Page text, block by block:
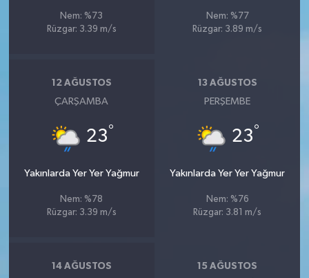
Nem: %73
Rüzgar: 3.39 m/s
Nem: %77
Rüzgar: 3.89 m/s
12 AĞUSTOS
ÇARŞAMBA
23°
Yakınlarda Yer Yer Yağmur
Nem: %78
Rüzgar: 3.39 m/s
13 AĞUSTOS
PERŞEMBE
23°
Yakınlarda Yer Yer Yağmur
Nem: %76
Rüzgar: 3.81 m/s
14 AĞUSTOS 15 AĞUSTOS